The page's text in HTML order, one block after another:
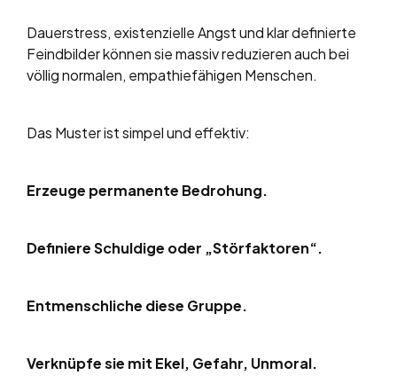
Dauerstress, existenzielle Angst und klar definierte
Feindbilder können sie massiv reduzieren auch bei
völlig normalen, empathiefähigen Menschen.
Das Muster ist simpel und effektiv:
Erzeuge permanente Bedrohung.
Definiere Schuldige oder „Störfaktoren“.
Entmenschliche diese Gruppe.
Verknüpfe sie mit Ekel, Gefahr, Unmoral.